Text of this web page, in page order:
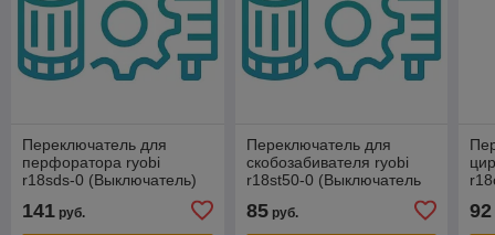
Переключатель для
перфоратора ryobi
r18sds-0 (Выключатель)
141 руб.
Переключатель для
скобозабивателя ryobi
r18st50-0 (Выключатель
85руб. 92